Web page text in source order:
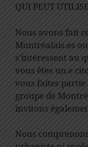
QUI PEUT
Nous avons fait
Montréalais.es
s’intéressent au
vous êtes un.e
vous faites partie
groupe de
invitons
Nous